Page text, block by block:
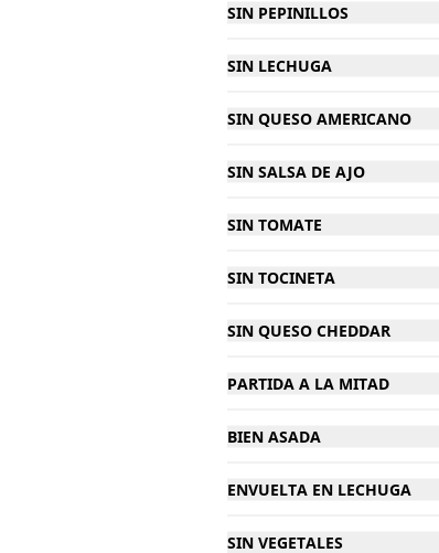
SIN PEPINILLOS
SIN LECHUGA
SIN QUESO AMERICANO
SIN SALSA DE AJO
SIN TOMATE
SIN TOCINETA
SIN QUESO CHEDDAR
PARTIDA A LA MITAD
BIEN ASADA
ENVUELTA EN LECHUGA
SIN VEGETALES